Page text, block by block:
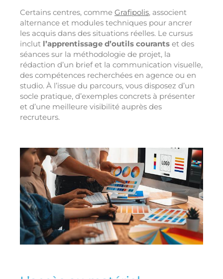
Certains centres, comme Grafipolis, associent
alternance et modules techniques pour ancrer
les acquis dans des situations réelles. Le cursus
inclut l’apprentissage d’outils courants et des
séances sur la méthodologie de projet, la
rédaction d’un brief et la communication visuelle,
des compétences recherchées en agence ou en
studio. À l’issue du parcours, vous disposez d’un
socle pratique, d’exemples concrets à présenter
et d’une meilleure visibilité auprès des
recruteurs.